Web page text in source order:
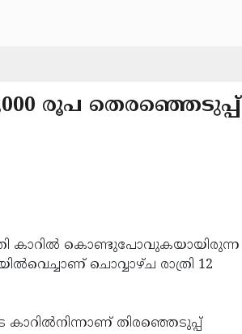
രൂപ തെരഞ്ഞെടുപ്പ്
കാറില്‍ കൊണ്ടുപോവുകയായിരുന്ന
ചൊവ്വാഴ്ച രാത്രി 12
കാറില്‍നിന്നാണ് തിരഞ്ഞെടുപ്പ്